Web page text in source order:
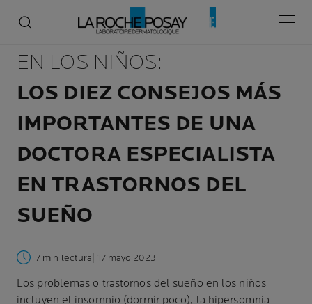
Menú
DIFICULTADES PARA DORMIR
EN LOS NIÑOS:
LOS DIEZ CONSEJOS MÁS
IMPORTANTES DE UNA
DOCTORA ESPECIALISTA
EN TRASTORNOS DEL
SUEÑO
7 min lectura | 17 mayo 2023
Los problemas o trastornos del sueño en los niños
incluyen el insomnio (dormir poco), la hipersomnia